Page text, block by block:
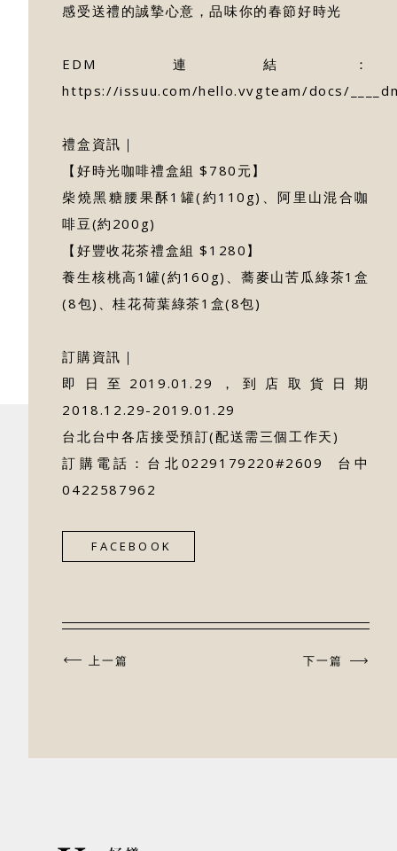
感受送禮的誠摯心意，品味你的春節好時光
EDM連結：
https://issuu.com/hello.vvgteam/docs/
禮盒資訊｜
【好時光咖啡禮盒組 $780元】
柴燒黑糖腰果酥1罐(約110g)、阿里山混合咖
啡豆(約200g)
【好豐收花茶禮盒組 $1280】
養生核桃高1罐(約160g)、蕎麥山苦瓜綠茶1盒
(8包)、桂花荷葉綠茶1盒(8包)
訂購資訊｜
即日至2019.01.29，到店取貨日期
2018.12.29-2019.01.29
台北台中各店接受預訂(配送需三個工作天)
訂購電話：台北0229179220#2609 台中
0422587962
FACEBOOK
上一篇 下一篇